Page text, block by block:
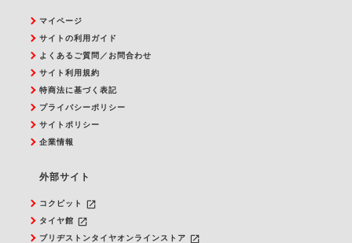
マイページ
サイトの利用ガイド
よくあるご質問／お問合わせ
サイト利用規約
特商法に基づく表記
プライバシーポリシー
サイトポリシー
企業情報
外部サイト
コクピット launch
タイヤ館 launch
ブリヂストンタイヤオンラインストア launch